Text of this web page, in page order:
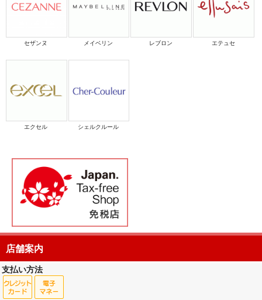
セザンヌ メイベリン レブロン エテュセ
エクセル シェルクルール
店舗案内
支払い方法